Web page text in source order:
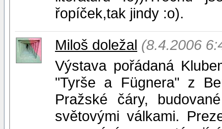
řopíček,tak jindy :o).
Miloš doležal (8.4.2006
Výstava pořádaná
"Tyrše a Fügnera" z
Pražské čáry,
světovými válkami.